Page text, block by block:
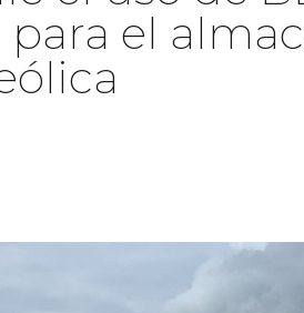
el